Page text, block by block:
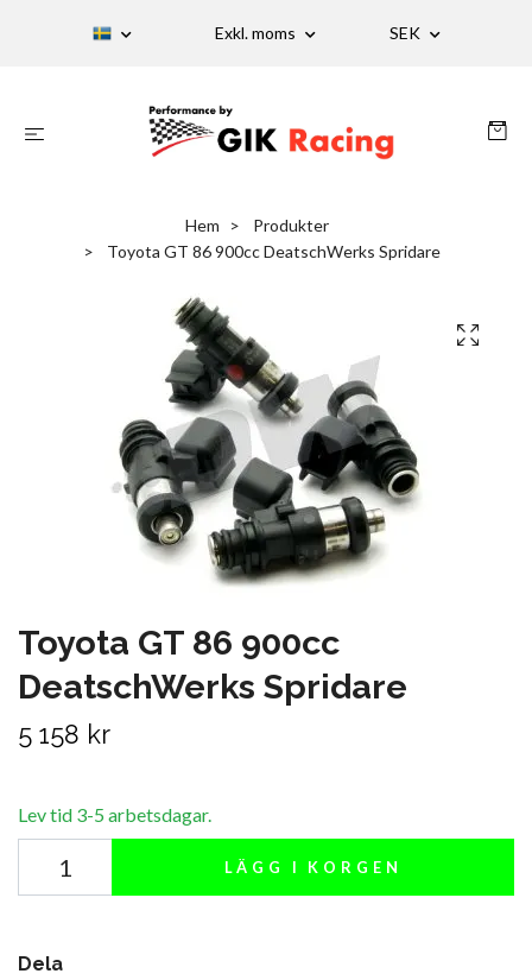
Exkl. moms SEK
Hem
Produkter
Toyota GT 86 900cc DeatschWerks Spridare
Toyota GT 86 900cc
DeatschWerks Spridare
5 158 kr
Lev tid 3-5 arbetsdagar.
LÄGG I KORGEN
Dela